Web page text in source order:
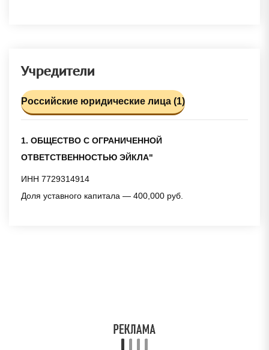
Учредители
Российские юридические лица (1)
1. ОБЩЕСТВО С ОГРАНИЧЕННОЙ
ОТВЕТСТВЕННОСТЬЮ ЭЙКЛА"
ИНН 7729314914
Доля уставного капитала — 400,000 руб.